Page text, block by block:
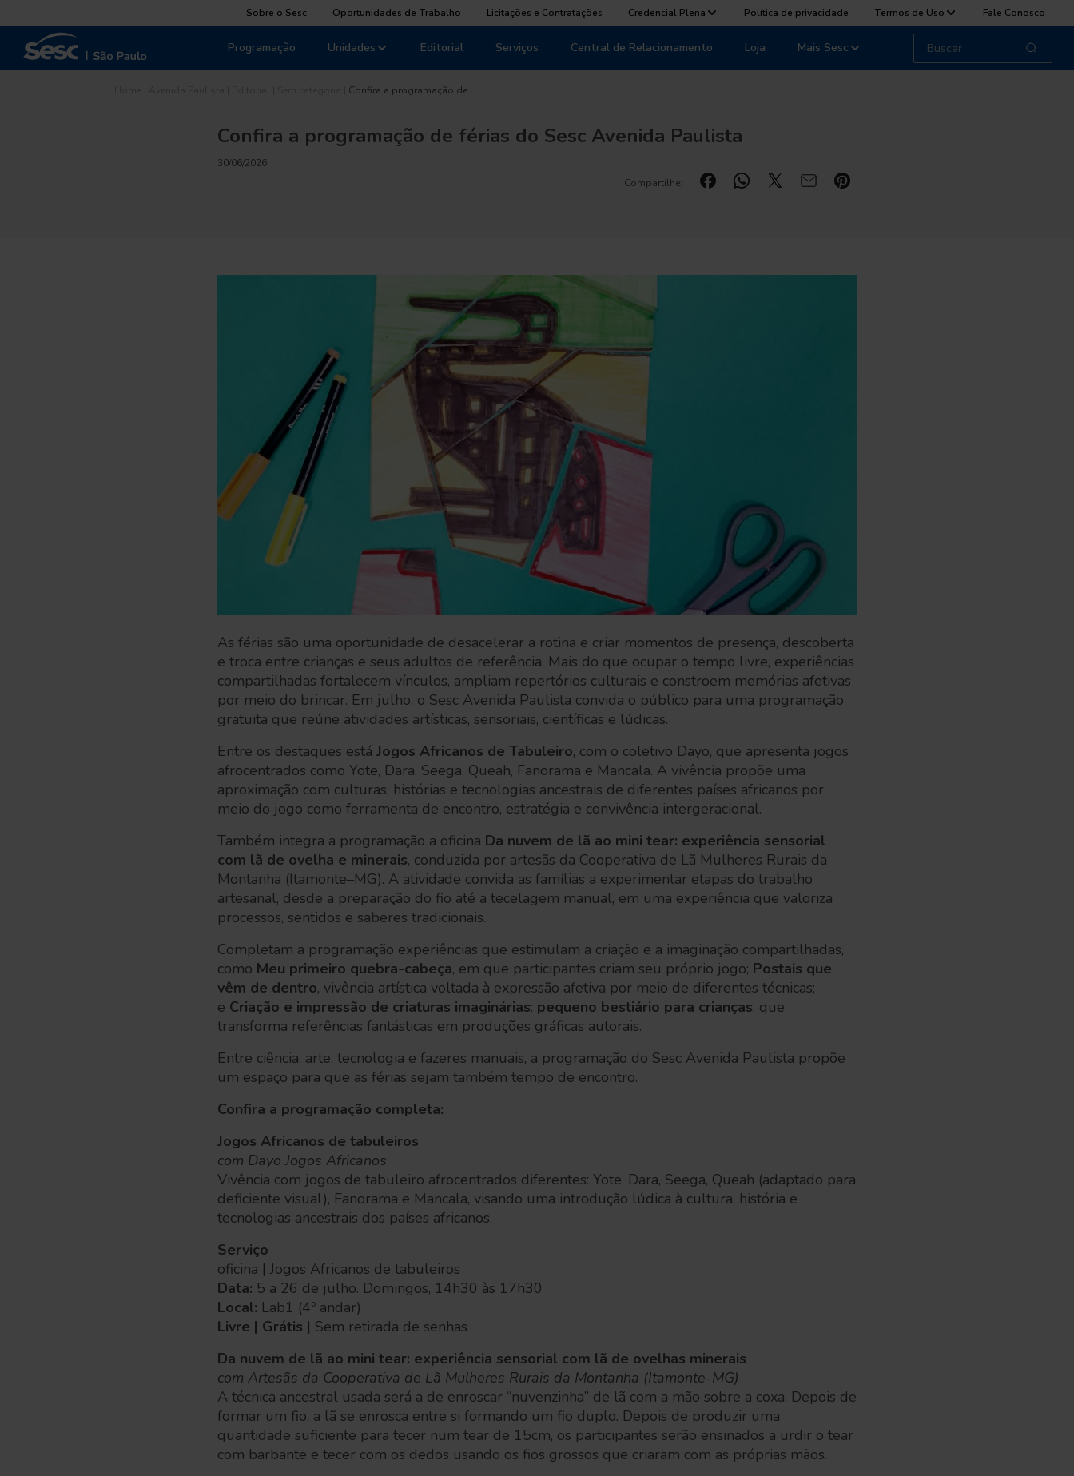
Sobre o Sesc Oportunidades de Trabalho Licitações e Contratações Credencial Plena Política de privacidade Termos de Uso Fale Conosco
Unidades
Programação Editorial Serviços Central de Relacionamento Loja Mais Sesc
Confira a programação de …
Confira a programação de férias do Sesc Avenida Paulista
30/06/2026
Compartilhe:
As férias são uma oportunidade de desacelerar a rotina e criar momentos de presença, descoberta
e troca entre crianças e seus adultos de referência. Mais do que ocupar o tempo livre, experiências
compartilhadas fortalecem vínculos, ampliam repertórios culturais e constroem memórias afetivas
por meio do brincar. Em julho, o Sesc Avenida Paulista convida o público para uma programação
gratuita que reúne atividades artísticas, sensoriais, científicas e lúdicas.
Entre os destaques está Jogos Africanos de Tabuleiro, com o coletivo Dayo, que apresenta jogos
afrocentrados como Yote, Dara, Seega, Queah, Fanorama e Mancala. A vivência propõe uma
aproximação com culturas, histórias e tecnologias ancestrais de diferentes países africanos por
meio do jogo como ferramenta de encontro, estratégia e convivência intergeracional.
Também integra a programação a oficina Da nuvem de lã ao mini tear: experiência sensorial
com lã de ovelha e minerais, conduzida por artesãs da Cooperativa de Lã Mulheres Rurais da
Montanha (Itamonte–MG). A atividade convida as famílias a experimentar etapas do trabalho
artesanal, desde a preparação do fio até a tecelagem manual, em uma experiência que valoriza
processos, sentidos e saberes tradicionais.
Completam a programação experiências que estimulam a criação e a imaginação compartilhadas,
como Meu primeiro quebra-cabeça, em que participantes criam seu próprio jogo; Postais que
vêm de dentro, vivência artística voltada à expressão afetiva por meio de diferentes técnicas;
e Criação e impressão de criaturas imaginárias: pequeno bestiário para crianças, que
transforma referências fantásticas em produções gráficas autorais.
Entre ciência, arte, tecnologia e fazeres manuais, a programação do Sesc Avenida Paulista propõe
um espaço para que as férias sejam também tempo de encontro.
Confira a programação completa:
Jogos Africanos de tabuleiros
com Dayo Jogos Africanos
Vivência com jogos de tabuleiro afrocentrados diferentes: Yote, Dara, Seega, Queah (adaptado para
deficiente visual), Fanorama e Mancala, visando uma introdução lúdica à cultura, história e
tecnologias ancestrais dos países africanos.
Serviço
oficina | Jogos Africanos de tabuleiros
Data: 5 a 26 de julho. Domingos, 14h30 às 17h30
Local: Lab1 (4º andar)
Livre | Grátis | Sem retirada de senhas
Da nuvem de lã ao mini tear: experiência sensorial com lã de ovelhas minerais
com Artesãs da Cooperativa de Lã Mulheres Rurais da Montanha (Itamonte-MG)
A técnica ancestral usada será a de enroscar “nuvenzinha” de lã com a mão sobre a coxa. Depois de
formar um fio, a lã se enrosca entre si formando um fio duplo. Depois de produzir uma
quantidade suficiente para tecer num tear de 15cm, os participantes serão ensinados a urdir o tear
com barbante e tecer com os dedos usando os fios grossos que criaram com as próprias mãos.